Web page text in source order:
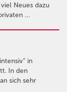
Neues dazu
…
in
In den
sich sehr